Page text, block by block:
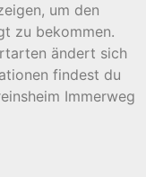
um den
zu bekommen.
ändert sich
findest du
Immerweg